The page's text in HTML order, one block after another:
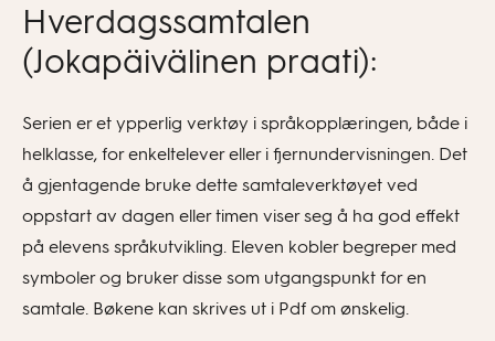
Hverdagssamtalen
(Jokapäivälinen praati):
Serien er et ypperlig verktøy i språkopplæringen, både i
helklasse, for enkeltelever eller i fjernundervisningen. Det
å gjentagende bruke dette samtaleverktøyet ved
oppstart av dagen eller timen viser seg å ha god effekt
på elevens språkutvikling. Eleven kobler begreper med
symboler og bruker disse som utgangspunkt for en
samtale. Bøkene kan skrives ut i Pdf om ønskelig.